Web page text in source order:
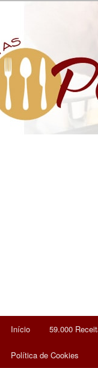
Receitas
Pular
para
Pular
para
Início 59.000
Política de Cookies